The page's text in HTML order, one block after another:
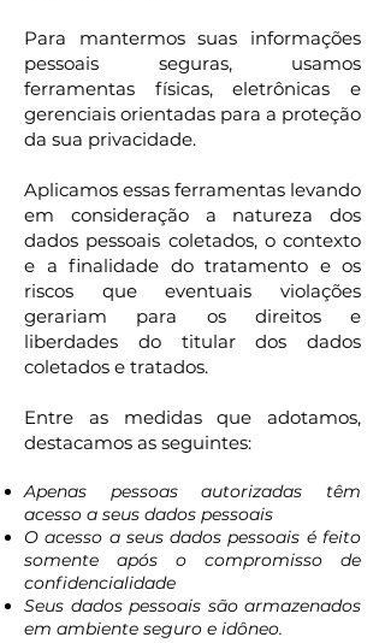
Para mantermos suas informações
pessoais seguras, usamos
ferramentas físicas, eletrônicas e
gerenciais orientadas para a proteção
da sua privacidade.
Aplicamos essas ferramentas levando
em consideração a natureza dos
dados pessoais coletados, o contexto
e a finalidade do tratamento e os
riscos que eventuais violações
gerariam para os direitos e
liberdades do titular dos dados
coletados e tratados.
Entre as medidas que adotamos,
destacamos as seguintes:
Apenas pessoas autorizadas têm
acesso a seus dados pessoais
O acesso a seus dados pessoais é feito
somente após o compromisso de
confidencialidade
Seus dados pessoais são armazenados
em ambiente seguro e idôneo.